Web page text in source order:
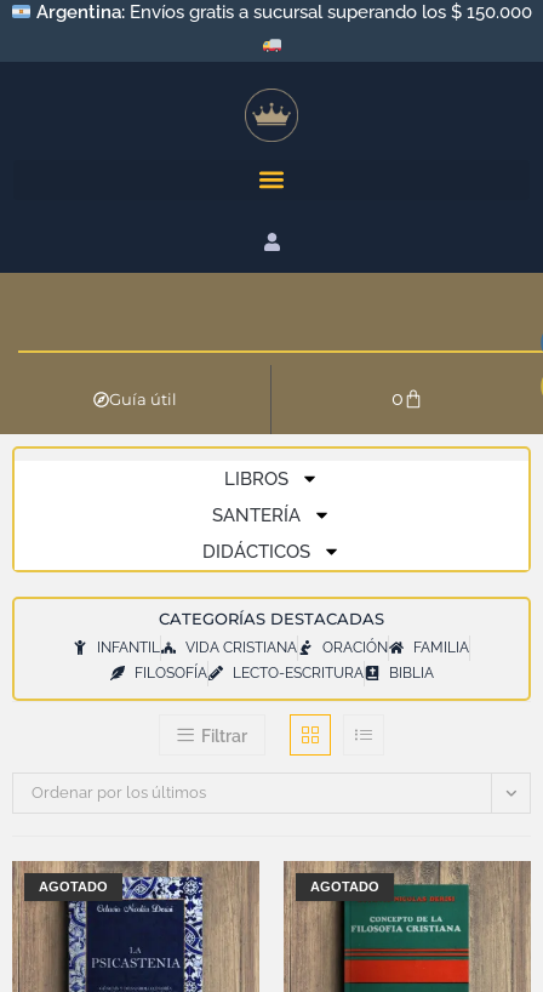
Argentina: Envíos gratis a sucursal superando los $ 150.000
Guía útil 0
LIBROS
SANTERÍA
DIDÁCTICOS
CATEGORÍAS DESTACADAS
INFANTIL VIDA CRISTIANA ORACIÓN
FAMILIA
FILOSOFÍA
LECTO-ESCRITURA BIBLIA
Filtrar
Ordenar por los últimos
AGOTADO AGOTADO